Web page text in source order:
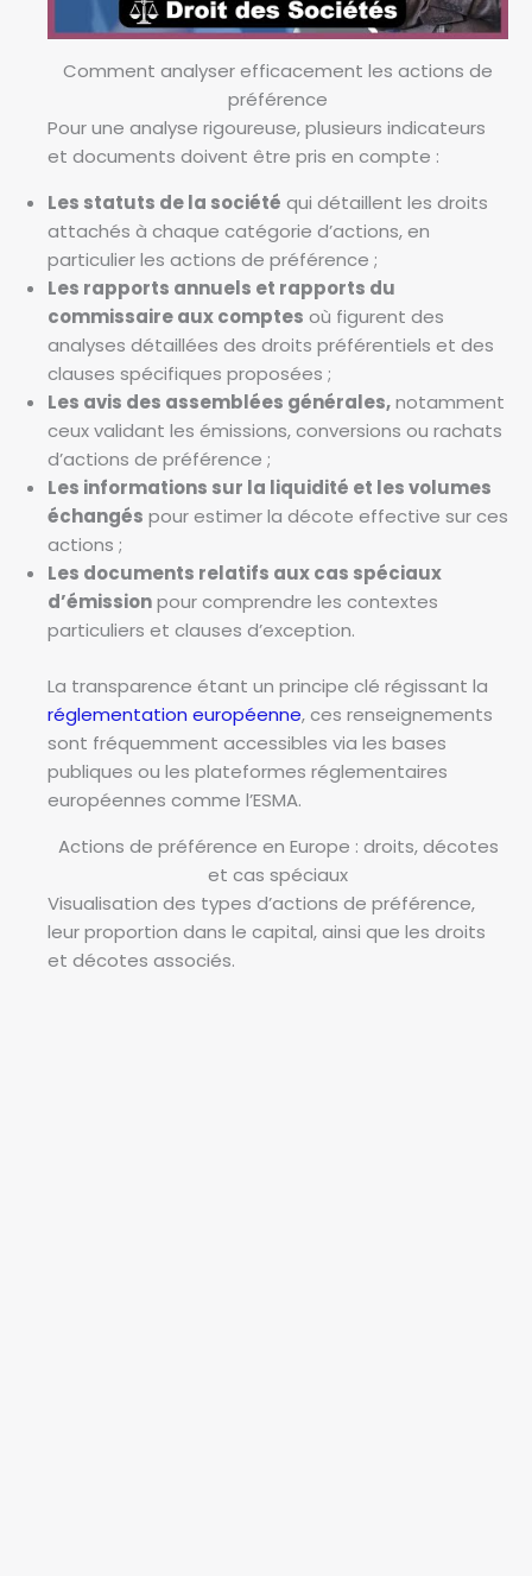
Comment analyser efficacement les actions de
préférence
Pour une analyse rigoureuse, plusieurs indicateurs
et documents doivent être pris en compte :
Les statuts de la société qui détaillent les droits
attachés à chaque catégorie d’actions, en
particulier les actions de préférence ;
Les rapports annuels et rapports du
commissaire aux comptes où figurent des
analyses détaillées des droits préférentiels et des
clauses spécifiques proposées ;
Les avis des assemblées générales,notamment
ceux validant les émissions, conversions ou rachats
d’actions de préférence ;
Les informations sur la liquidité et les volumes
échangés pour estimer la décote effective sur ces
actions ;
Les documents relatifs aux cas spéciaux
d’émissionpour comprendre les contextes
particuliers et clauses d’exception.
La transparence étant un principe clé régissant la
réglementation européenne, ces renseignements
sont fréquemment accessibles via les bases
publiques ou les plateformes réglementaires
européennes comme l’ESMA.
Actions de préférence en Europe : droits, décotes
et cas spéciaux
Visualisation des types d’actions de préférence,
leur proportion dans le capital, ainsi que les droits
et décotes associés.